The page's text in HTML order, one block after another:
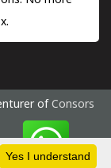
of Consors
2026 IST
Yes I understand